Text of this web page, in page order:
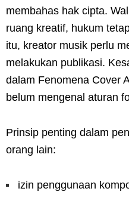
membahas hak cipta.
ruang kreatif, hukum
itu, kreator musik perlu
melakukan publikasi.
dalam Fenomena Cover
belum mengenal aturan
Prinsip penting dalam
orang lain:
izin penggunaan